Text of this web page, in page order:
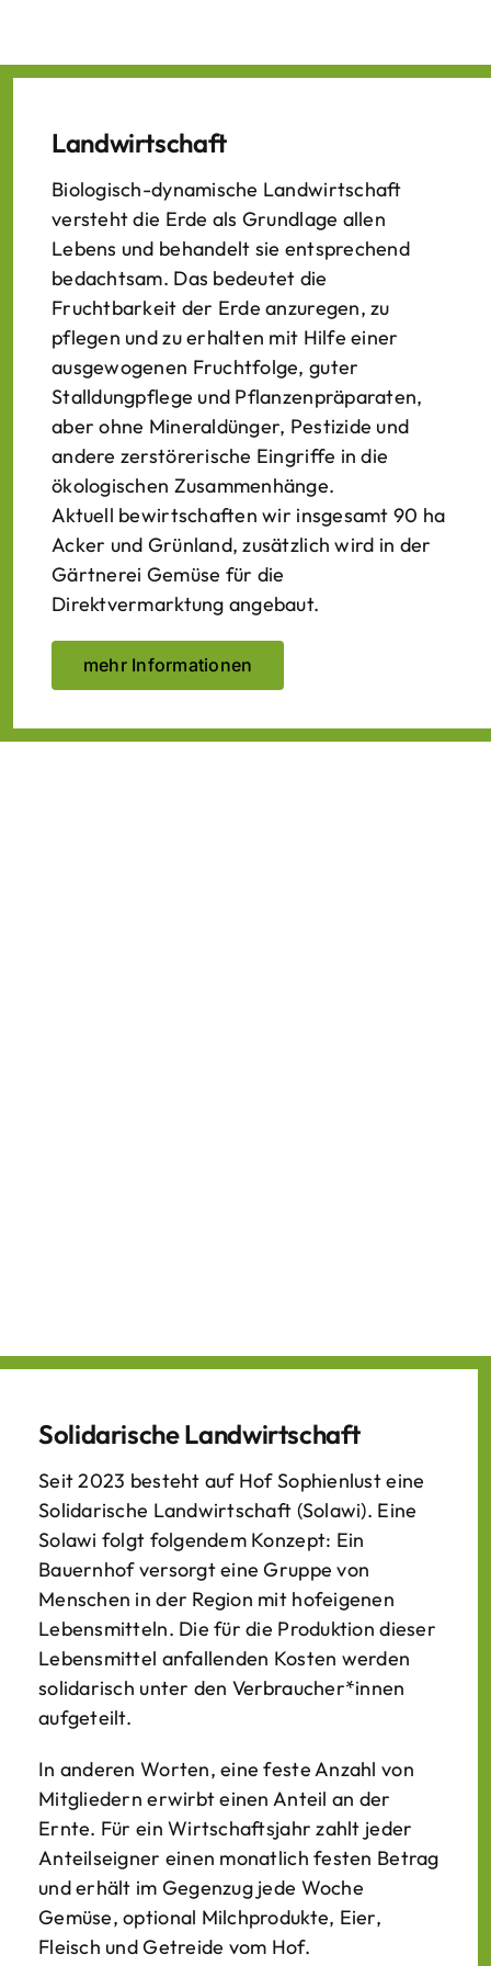
Landwirtschaft
Biologisch-dynamische Landwirtschaft
versteht die Erde als Grundlage allen
Lebens und behandelt sie entsprechend
bedachtsam. Das bedeutet die
Fruchtbarkeit der Erde anzuregen, zu
pflegen und zu erhalten mit Hilfe einer
ausgewogenen Fruchtfolge, guter
Stalldungpflege und Pflanzenpräparaten,
aber ohne Mineraldünger, Pestizide und
andere zerstörerische Eingriffe in die
ökologischen Zusammenhänge.
Aktuell bewirtschaften wir insgesamt 90 ha
Acker und Grünland, zusätzlich wird in der
Gärtnerei Gemüse für die
Direktvermarktung angebaut.
mehr Informationen
Solidarische Landwirtschaft
Seit 2023 besteht auf Hof Sophienlust eine
Solidarische Landwirtschaft (Solawi). Eine
Solawi folgt folgendem Konzept: Ein
Bauern­hof versorgt eine Gruppe von
Menschen in der Region mit hof­eigenen
Lebens­mitteln. Die für die Produktion dieser
Lebens­mittel anfallenden Kosten werden
solidarisch unter den Verbraucher*­innen
aufgeteilt.
In anderen Worten, eine feste Anzahl von
Mitgliedern erwirbt einen Anteil an der
Ernte. Für ein Wirtschaftsjahr zahlt jeder
Anteilseigner einen monatlich festen Betrag
und erhält im Gegenzug jede Woche
Gemüse, optional Milchprodukte, Eier,
Fleisch und Getreide vom Hof.